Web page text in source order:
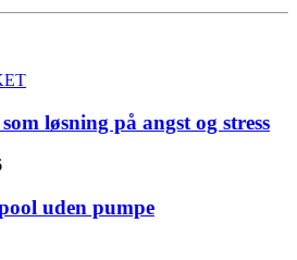
løsning på angst og stress
uden pumpe